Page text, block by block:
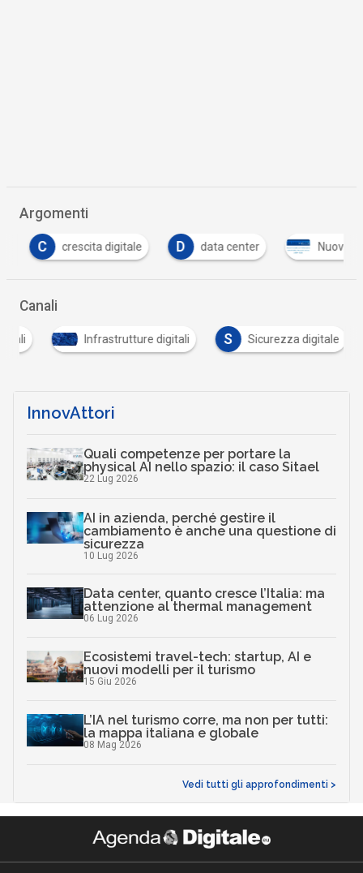
Argomenti
C crescita digitale D data center Nuovo
Canali
Infrastrutture digitali S Sicurezza digitale
InnovAttori
Quali competenze per portare la
physical AI nello spazio: il caso Sitael
22 Lug 2026
AI in azienda, perché gestire il
cambiamento è anche una questione di
sicurezza
10 Lug 2026
Data center, quanto cresce l’Italia: ma
attenzione al thermal management
06 Lug 2026
Ecosistemi travel-tech: startup, AI e
nuovi modelli per il turismo
15 Giu 2026
L’IA nel turismo corre, ma non per tutti:
la mappa italiana e globale
08 Mag 2026
Vedi tutti gli approfondimenti >